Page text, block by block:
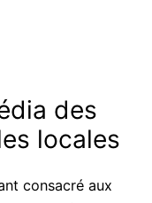
des
locales
consacré aux